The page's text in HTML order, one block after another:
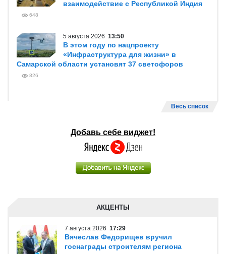
взаимодействие с Республикой Индия
648
5 августа 2026 13:50
В этом году по нацпроекту
«Инфраструктура для жизни» в
Самарской области установят 37 светофоров
826
Весь список
Добавь себе виджет!
АКЦЕНТЫ
7 августа 2026 17:29
Вячеслав Федорищев вручил
госнаграды строителям региона